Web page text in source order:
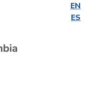
EN
ES